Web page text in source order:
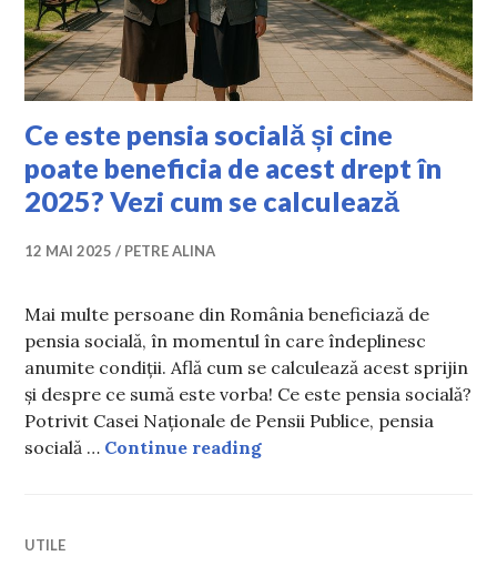
Ce este pensia socială și cine
poate beneficia de acest drept în
2025? Vezi cum se calculează
12 MAI 2025 PETRE ALINA
Mai multe persoane din România beneficiază de
pensia socială, în momentul în care îndeplinesc
anumite condiții. Află cum se calculează acest sprijin
și despre ce sumă este vorba! Ce este pensia socială?
Potrivit Casei Naționale de Pensii Publice, pensia
socială … Continue readingCe este pensia socială și
UTILE